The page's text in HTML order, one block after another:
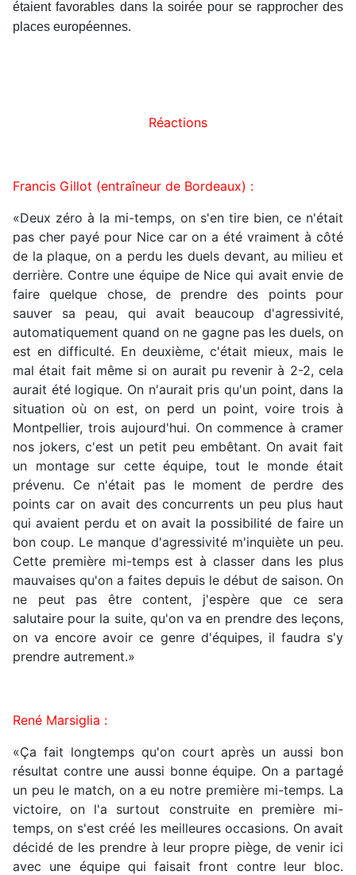
étaient favorables dans la soirée pour se rapprocher des
places européennes.
Réactions
Francis Gillot (entraîneur de Bordeaux) :
«Deux zéro à la mi-temps, on s'en tire bien, ce n'était
pas cher payé pour Nice car on a été vraiment à côté
de la plaque, on a perdu les duels devant, au milieu et
derrière. Contre une équipe de Nice qui avait envie de
faire quelque chose, de prendre des points pour
sauver sa peau, qui avait beaucoup d'agressivité,
automatiquement quand on ne gagne pas les duels, on
est en difficulté. En deuxième, c'était mieux, mais le
mal était fait même si on aurait pu revenir à 2-2, cela
aurait été logique. On n'aurait pris qu'un point, dans la
situation où on est, on perd un point, voire trois à
Montpellier, trois aujourd'hui. On commence à cramer
nos jokers, c'est un petit peu embêtant. On avait fait
un montage sur cette équipe, tout le monde était
prévenu. Ce n'était pas le moment de perdre des
points car on avait des concurrents un peu plus haut
qui avaient perdu et on avait la possibilité de faire un
bon coup. Le manque d'agressivité m'inquiète un peu.
Cette première mi-temps est à classer dans les plus
mauvaises qu'on a faites depuis le début de saison. On
ne peut pas être content, j'espère que ce sera
salutaire pour la suite, qu'on va en prendre des leçons,
on va encore avoir ce genre d'équipes, il faudra s'y
prendre autrement.»
René Marsiglia :
«Ça fait longtemps qu'on court après un aussi bon
résultat contre une aussi bonne équipe. On a partagé
un peu le match, on a eu notre première mi-temps. La
victoire, on l'a surtout construite en première mi-
temps, on s'est créé les meilleures occasions. On avait
décidé de les prendre à leur propre piège, de venir ici
avec une équipe qui faisait front contre leur bloc.